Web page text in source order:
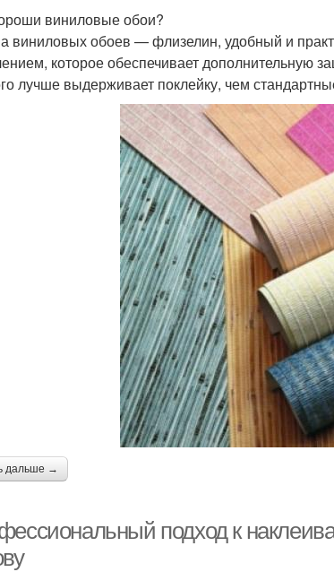
виниловые обои?
виниловых обоев — флизелин, удобный и
которое обеспечивает дополнительную
лучше выдерживает поклейку, чем
дальше →
подход к